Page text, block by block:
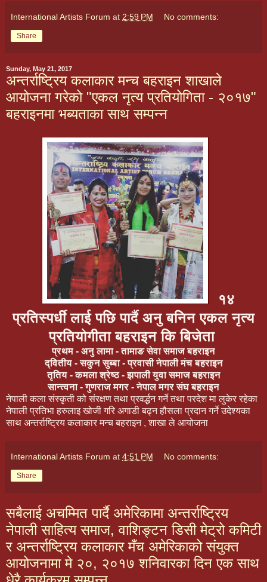
International Artists Forum at 2:59 PM No comments:
Share
Sunday, May 21, 2017
अन्तर्राष्ट्रिय कलाकार मन्च बहराइन शाखाले
आयोजना गरेको "एकल नृत्य प्रतियोगिता - २०१७"
बहराइनमा भब्यताका साथ सम्पन्न
१४
प्रतिस्पर्धी लाई पछि पार्दै अनु बनिन एकल नृत्य
प्रतियोगीता बहराइन कि बिजेता
प्रथम - अनु लामा - तामाङ सेवा समाज बहराइन
द्वितीय - सकुन सुब्बा - प्रवासी नेपाली मंच बहराइन
तृतिय - कमला श्रेष्ठ - झपाली युवा समाज बहराइन
सान्त्वना - गुणराज मगर - नेपाल मगर संघ बहराइन
नेपाली कला संस्कृती को संरक्षण तथा प्रवर्द्धन गर्ने तथा परदेश मा लुकेर रहेका
नेपाली प्रतिभा हरुलाइ खोजी गरि अगाडी बढ्न हौसला प्रदान गर्ने उदेश्यका
साथ अन्तर्राष्ट्रिय कलाकार मन्च बहराइन , शाखा ले आयोजना
International Artists Forum at 4:51 PM No comments:
Share
सबैलाई अचम्मित पार्दै अमेरिकामा अन्तर्राष्ट्रिय
नेपाली साहित्य समाज, वाशिङ्टन डिसी मेट्रो कमिटी
र अन्तर्राष्ट्रिय कलाकार मँच अमेरिकाको संयुक्त
आयोजनामा मे २०, २०१७ शनिवारका दिन एक साथ